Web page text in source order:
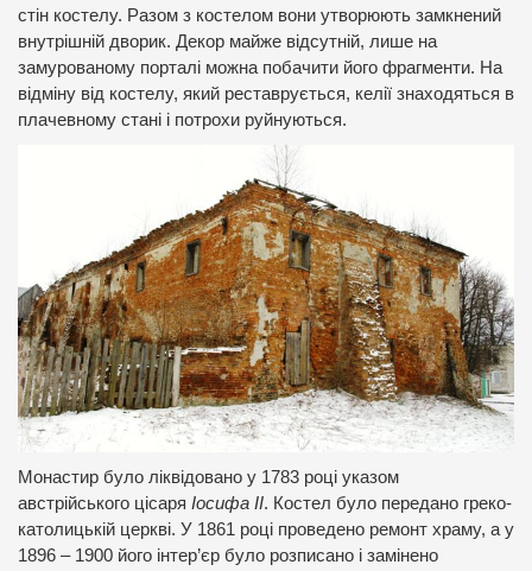
стін костелу. Разом з костелом вони утворюють замкнений
внутрішній дворик. Декор майже відсутній, лише на
замурованому порталі можна побачити його фрагменти. На
відміну від костелу, який реставрується, келії знаходяться в
плачевному стані і потрохи руйнуються.
Монастир було ліквідовано у 1783 році указом
австрійського цісаря Іосифа ІІ. Костел було передано греко-
католицькій церкві. У 1861 році проведено ремонт храму, а у
1896 – 1900 його інтер’єр було розписано і замінено